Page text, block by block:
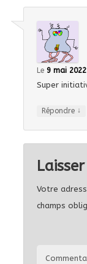
Le9 mai
Super
Répondre ↓
Votre
champs